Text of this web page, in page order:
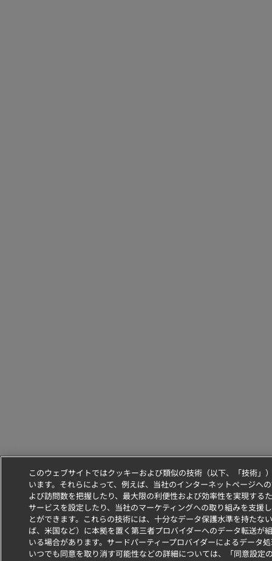
このウェブサイトではクッキーおよび類似の技術（以下、「技術」
います。それらによって、例えば、当社のインターネットページへ
よび訪問数を把握したり、最大限の利便性および効率性を実現する
サービスを設定したり、当社のマーケティングへの取り組みを支援
とができます。これらの技術には、十分なデータ保護水準を持たな
ば、米国など）に本拠を置く第三者プロバイダーへのデータ転送が
いる場合があります。サードパーティープロバイダーによるデータ
いつでも同意を取り消す可能性などの詳細については、「同意設定